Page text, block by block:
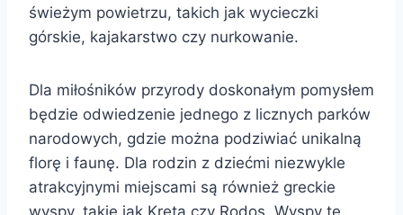
świeżym powietrzu, takich jak wycieczki
górskie, kajakarstwo czy nurkowanie.
Dla miłośników przyrody doskonałym pomysłem
będzie odwiedzenie jednego z licznych parków
narodowych, gdzie można podziwiać unikalną
florę i faunę. Dla rodzin z dziećmi niezwykle
atrakcyjnymi miejscami są również greckie
wyspy, takie jak Kreta czy Rodos. Wyspy te